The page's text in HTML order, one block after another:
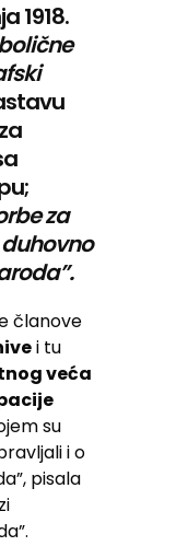
1918.
za
duhovno
članove
i tu
veća
su
i o
pisala